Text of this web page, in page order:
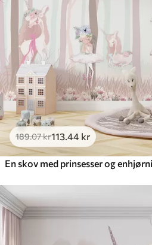
Premium vinyl
516 .67310 kr/m²
Peel and Stick
666.67 400.00kr/m²
189.07kr113 .44 kr
En skov med prinsesser og